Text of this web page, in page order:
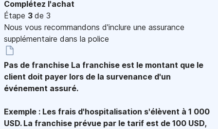
Complétez l'achat
Étape 3 de 3
Nous vous recommandons d'inclure une assurance
supplémentaire dans la police
Pas de franchise La franchise est le montant que le
client doit payer lors de la survenance d'un
événement assuré.
Exemple : Les frais d'hospitalisation s'élèvent à 1 000
USD. La franchise prévue par le tarif est de 100 USD,